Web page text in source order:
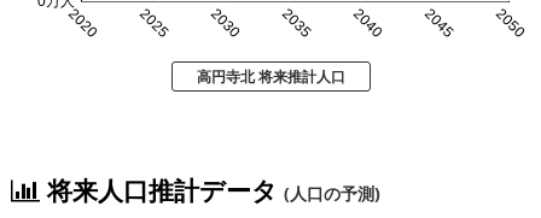
2020 2025 2030 2035 2040 2045 2050
高円寺北 将来推計人口
将来人口推計データ (人口の予測)